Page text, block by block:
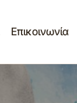
Επικοινωνία